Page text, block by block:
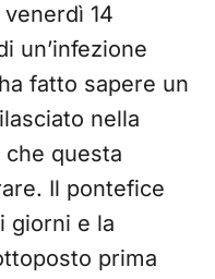
14
un’infezione
fatto sapere un
nella
questa
Il pontefice
giorni e la
prima